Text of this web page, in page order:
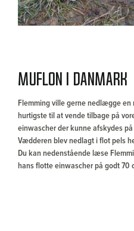
Muflon i Danmark
Flemming ville gerne nedlægge en
hurtigste til at vende tilbage på
einwascher der kunne afskydes
Vædderen blev nedlagt i flot pels
Du kan nedenstående læse
hans flotte einwascher på godt 70